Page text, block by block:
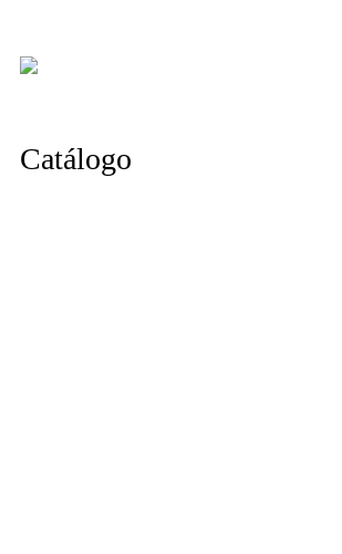
Catálogo